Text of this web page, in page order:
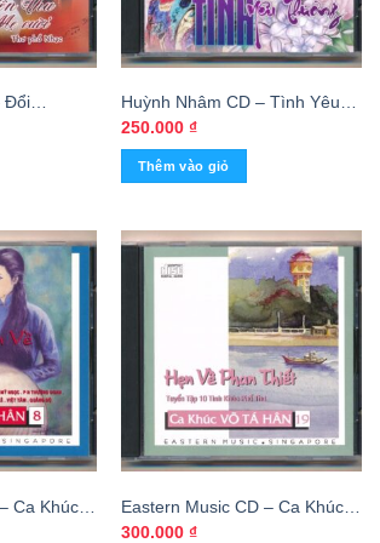
Đổi
Cười
Huỳnh Nhâm CD – Tình Yêu
Thương – cái
250.000 ₫
Thêm vào giỏ
Ca Khúc
Em Về
Eastern Music CD – Ca Khúc
Võ Tá Hân 19 – Hẹn Về Phan
300.000 ₫